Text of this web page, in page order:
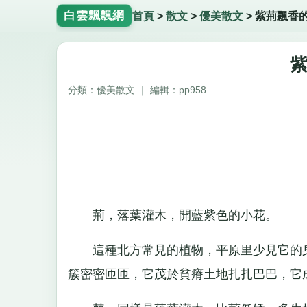
白雲飄飄網 首頁> 散文> 優美散文> 紫荊飄香
分類：優美散文 ｜ 編輯：pp958
荊，落葉灌木，開藍紫色的小花。
這種北方常見的植物，平原里少見它的
簇密密匝匝，它茂於貧瘠土地扎扎巴巴，